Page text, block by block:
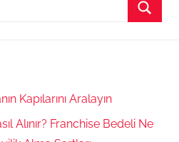
Kapılarını Aralayın
Alınır? Franchise Bedeli Ne